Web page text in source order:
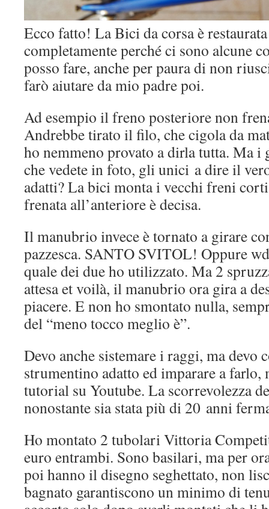
Ecco fatto! La Bici da corsa è
completamente perché ci sono alcune
posso fare, anche per paura di non
farò aiutare da mio padre poi.
Ad esempio il freno posteriore non
Andrebbe tirato il filo, che cigola da
ho nemmeno provato a dirla tutta. Ma
che vedete in foto, gli unici a dire il
adatti? La bici monta i vecchi freni
frenata all’anteriore è decisa.
Il manubrio invece è tornato a girare
pazzesca. SANTO SVITOL! Oppure
quale dei due ho utilizzato. Ma 2
attesa et voilà, il manubrio ora gira a
piacere. E non ho smontato nulla,
del “meno tocco meglio è”.
Devo anche sistemare i raggi, ma devo
strumentino adatto ed imparare a farlo,
tutorial su Youtube. La scorrevolezza
nonostante sia stata più di 20 anni
Ho montato 2 tubolari Vittoria
euro entrambi. Sono basilari, ma per
poi hanno il disegno seghettato, non
bagnato garantiscono un minimo di